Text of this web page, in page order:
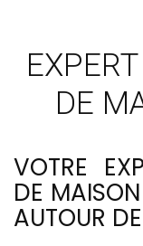
DE
VOTRE
DE
AUTOUR